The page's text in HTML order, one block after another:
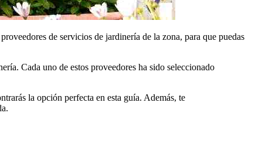
de servicios de jardinería de la zona, para que puedas
Cada uno de estos proveedores ha sido seleccionado
la opción perfecta en esta guía. Además, te